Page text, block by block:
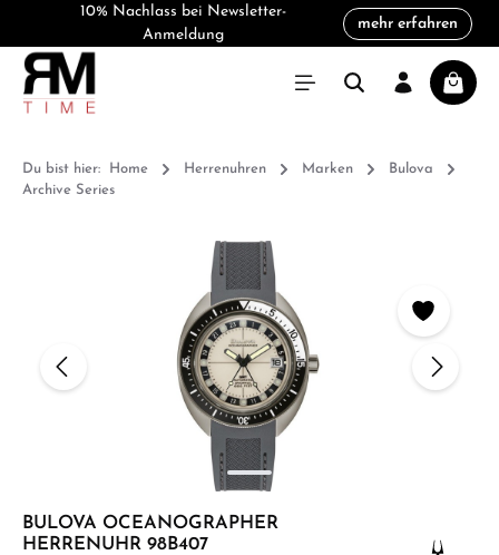
10% Nachlass bei Newsletter-
Anmeldung
mehr erfahren
Du bist hier: Home Herrenuhren Marken
Bulova
Archive Series
Bildergalerie überspringen
BULOVA OCEANOGRAPHER
HERRENUHR 98B407